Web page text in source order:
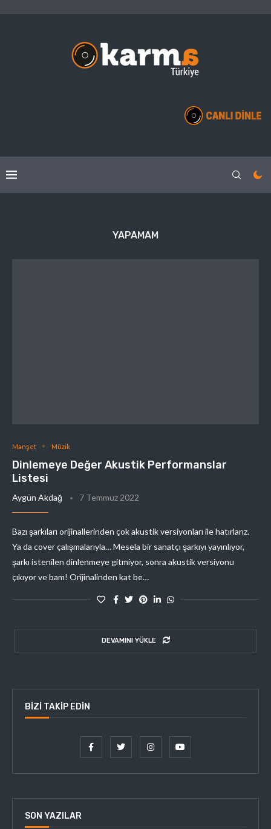
YAPAMAM
Manşet Müzik
Dinlemeye Değer Akustik Performanslar
Listesi
Aygün Akdağ 7 Temmuz 2022
Bazı şarkıları orijinallerinden çok akustik versiyonları ile hatırlarız.
Ya da cover çalışmalarıyla… Mesela bir sanatçı şarkıyı yayınlıyor,
şarkı istenilen dinlenmeye gitmiyor, sonra akustik versiyonu
çıkıyor ve bam! Orijinalinden kat be…
DEVAMINI YÜKLE
BIZI TAKIP EDIN
SON YAZILAR